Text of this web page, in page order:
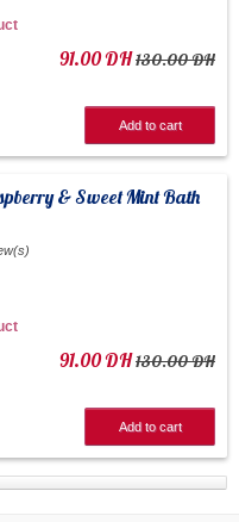
91.00 DH130.00 DH
Add to cart
& Sweet Mint Bath
91.00 DH130.00 DH
Add to cart